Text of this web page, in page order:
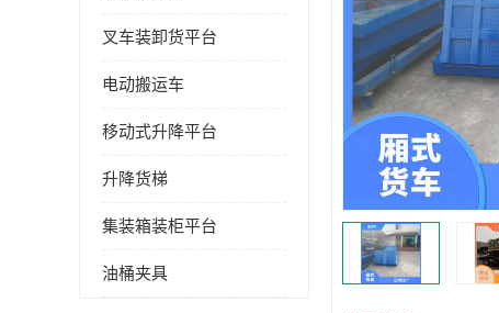
叉车装卸货平台
电动搬运车
移动式升降平台
升降货梯
集装箱装柜平台
油桶夹具